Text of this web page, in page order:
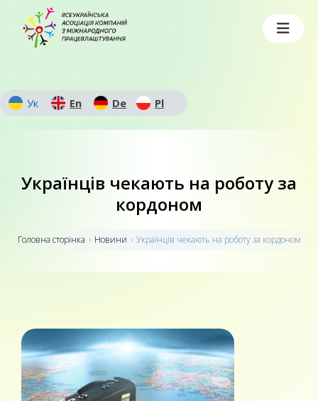
Ук En De Pl
Українців чекають на роботу за
кордоном
Головна сторiнка › Новини › Українців чекають на роботу за кордоном